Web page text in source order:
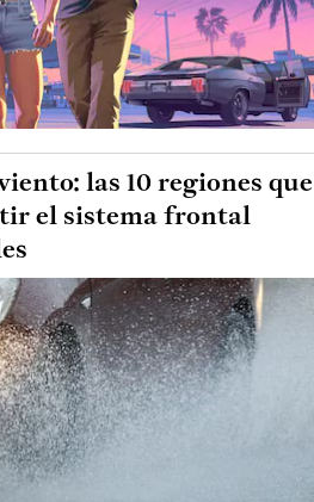
las 10 regiones que
el sistema frontal